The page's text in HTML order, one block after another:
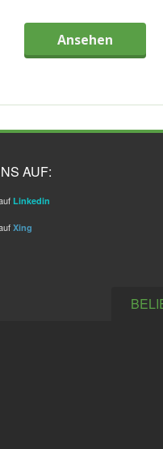
Ansehen
AUF:
Linkedin
Xing